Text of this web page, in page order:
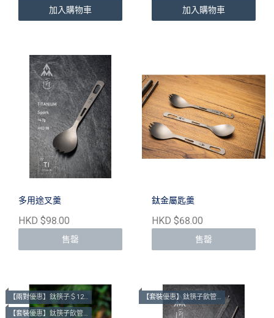
加入購物車 加入購物車
多用途叉羹
HKD $98.00
售罄
鈦金屬匙羹
HKD $68.00
售罄
【兩對優惠】鈦筷子＄128 @1 | $240 @2
【套裝優惠】鈦筷子飲管套裝＄248
【套裝優惠】鈦筷子飲管套裝＄248